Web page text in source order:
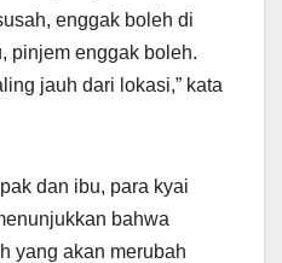
enggak boleh di
pinjem enggak boleh.
jauh dari lokasi,” kata
dan ibu, para kyai
bahwa
yang akan merubah